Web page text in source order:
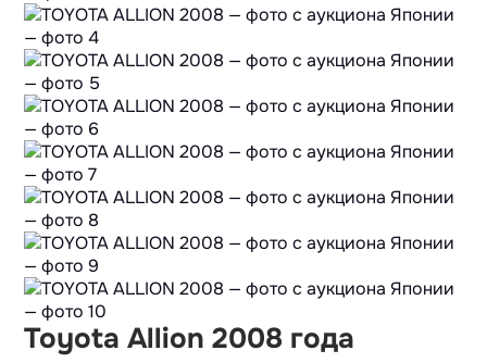
Toyota Allion 2008 года